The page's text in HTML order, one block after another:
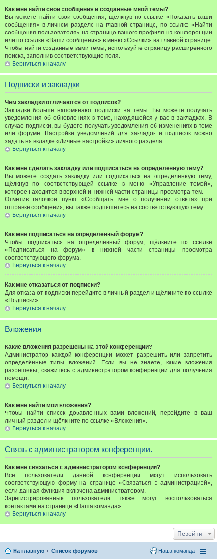
Как мне найти свои сообщения и созданные мной темы?
Вы можете найти свои сообщения, щёлкнув по ссылке «Показать ваши
сообщения» в личном разделе на главной странице, по ссылке «Найти
сообщения пользователя» на странице вашего профиля на конференции
или по ссылке «Ваши сообщения» в меню «Ссылки» на главной странице.
Чтобы найти созданные вами темы, используйте страницу расширенного
поиска, заполнив соответствующие поля.
Вернуться к началу
Подписки и закладки
Чем закладки отличаются от подписок?
Закладки больше напоминают подписки на темы. Вы можете получать
уведомления об обновлениях в теме, находящейся у вас в закладках. В
случае подписки, вы будете получать уведомления об изменениях в теме
или форуме. Настройки уведомлений для закладок и подписок можно
задать на вкладке «Личные настройки» личного раздела.
Вернуться к началу
Как мне сделать закладку или подписаться на определённую тему?
Вы можете создать закладку или подписаться на определённую тему,
щёлкнув по соответствующей ссылке в меню «Управление темой»,
которое находится в верхней и нижней части страницы просмотра тем.
Отметив галочкой пункт «Сообщать мне о получении ответа» при
отправке сообщения, вы также подпишетесь на соответствующую тему.
Вернуться к началу
Как мне подписаться на определённый форум?
Чтобы подписаться на определённый форум, щёлкните по ссылке
«Подписаться на форум» в нижней части страницы просмотра
соответствующего форума.
Вернуться к началу
Как мне отказаться от подписки?
Для отказа от подписки перейдите в личный раздел и щёлкните по ссылке
«Подписки».
Вернуться к началу
Вложения
Какие вложения разрешены на этой конференции?
Администратор каждой конференции может разрешить или запретить
определённые типы вложений. Если вы не знаете, какие вложения
разрешены, свяжитесь с администратором конференции для получения
помощи.
Вернуться к началу
Как мне найти мои вложения?
Чтобы найти список добавленных вами вложений, перейдите в ваш
личный раздел и щёлкните по ссылке «Вложения».
Вернуться к началу
Связь с администратором конференции.
Как мне связаться с администратором конференции?
Все пользователи данной конференции могут использовать
соответствующую форму на странице «Связаться с администрацией»,
если данная функция включена администратором.
Зарегистрированные пользователи также могут воспользоваться
контактами на странице «Наша команда».
Вернуться к началу
Перейти
На главную Список форумов Наша команда